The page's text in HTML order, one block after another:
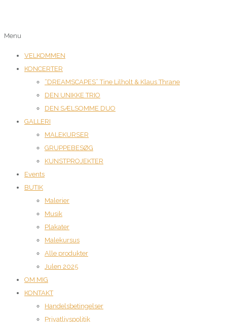
Menu
VELKOMMEN
KONCERTER
“DREAMSCAPES” Tine Lilholt & Klaus Thrane
DEN UNIKKE TRIO
DEN SÆLSOMME DUO
GALLERI
MALEKURSER
GRUPPEBESØG
KUNSTPROJEKTER
Events
BUTIK
Malerier
Musik
Plakater
Malekursus
Alle produkter
Julen 2025
OM MIG
KONTAKT
Handelsbetingelser
Privatlivspolitik